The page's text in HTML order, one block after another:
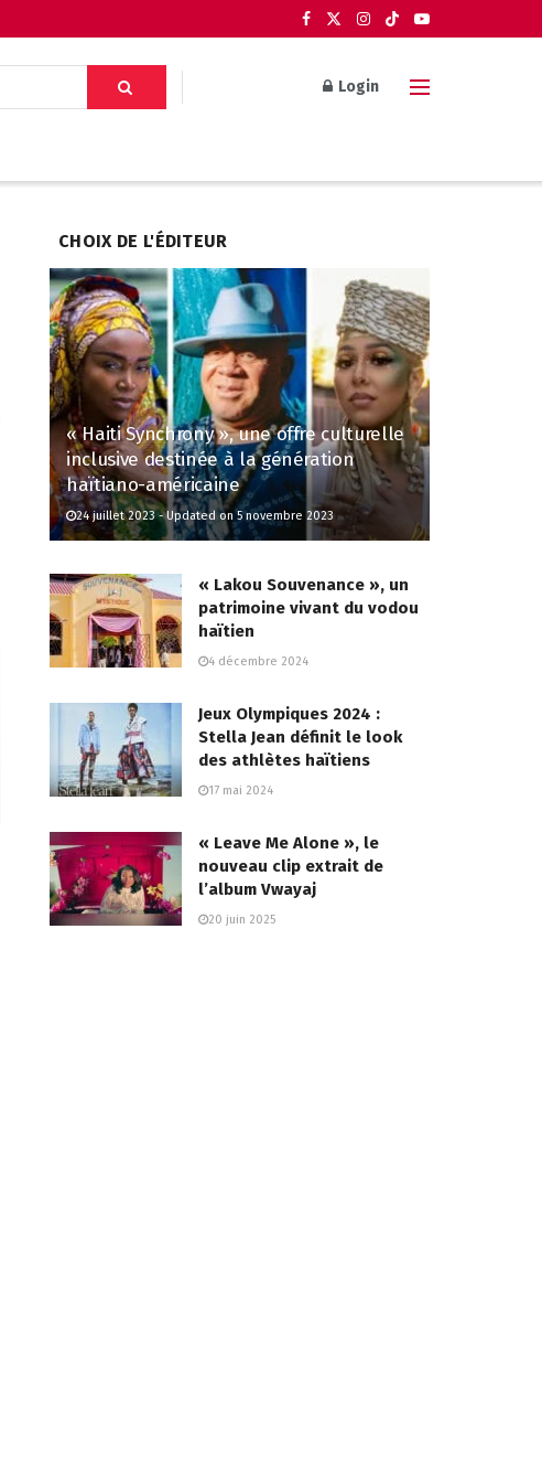
Login
CHOIX DE L'ÉDITEUR
« Haiti Synchrony », une offre culturelle
inclusive destinée à la génération
haïtiano-américaine
24 juillet 2023 - Updated on 5 novembre 2023
« Lakou Souvenance », un
patrimoine vivant du vodou
haïtien
4 décembre 2024
Jeux Olympiques 2024 :
Stella Jean définit le look
des athlètes haïtiens
17 mai 2024
« Leave Me Alone », le
nouveau clip extrait de
l’album Vwayaj
20 juin 2025